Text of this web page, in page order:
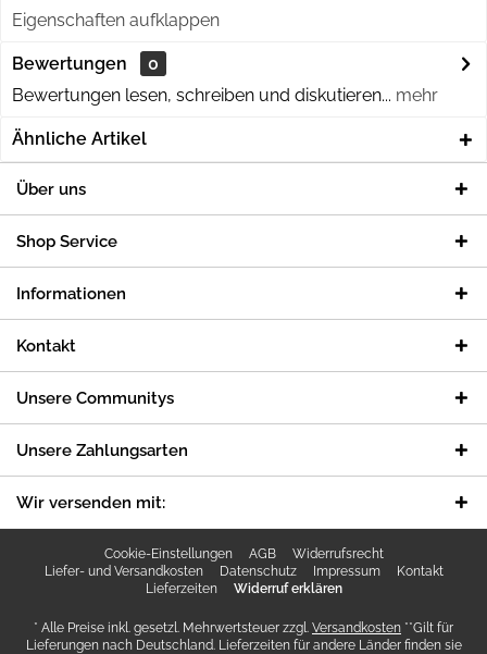
Eigenschaften aufklappen
Bewertungen
0
Bewertungen lesen, schreiben und diskutieren... mehr
Ähnliche Artikel
Über uns
Shop Service
Informationen
Kontakt
Unsere Communitys
Unsere Zahlungsarten
Wir versenden mit:
Cookie-Einstellungen AGB
Widerrufsrecht
Liefer- und Versandkosten
Datenschutz Impressum
Kontakt
Lieferzeiten
Widerruf erklären
* Alle Preise inkl. gesetzl. Mehrwertsteuer zzgl. Versandkosten **Gilt für
Lieferungen nach Deutschland. Lieferzeiten für andere Länder finden sie